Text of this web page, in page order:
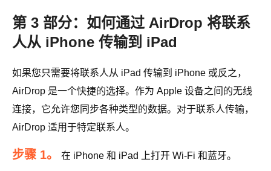
第 3 部分：如何通过 AirDrop 将联系
人从 iPhone 传输到 iPad
如果您只需要将联系人从 iPad 传输到 iPhone 或反之，
AirDrop 是一个快捷的选择。作为 Apple 设备之间的无线
连接，它允许您同步各种类型的数据。对于联系人传输，
AirDrop 适用于特定联系人。
步骤 1。 在 iPhone 和 iPad 上打开 Wi-Fi 和蓝牙。